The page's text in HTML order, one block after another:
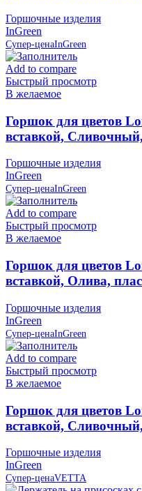
Горшочные изделия
InGreen
Супер-ценаInGreen
Add to compare
Быстрый просмотр
В желаемое
Горшок для цветов
вставкой,
Горшочные изделия
InGreen
Супер-ценаInGreen
Add to compare
Быстрый просмотр
В желаемое
Горшок для цветов
вставкой, Олива,
Горшочные изделия
InGreen
Супер-ценаInGreen
Add to compare
Быстрый просмотр
В желаемое
Горшок для цветов
вставкой,
Горшочные изделия
InGreen
Супер-ценаVETTA